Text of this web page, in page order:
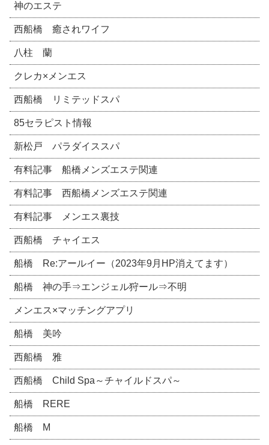
神のエステ
西船橋 癒されワイフ
八柱 蘭
クレカ×メンエス
西船橋 リミテッドスパ
85セラピスト情報
新松戸 パラダイススパ
有料記事 船橋メンズエステ関連
有料記事 西船橋メンズエステ関連
有料記事 メンエス裏技
西船橋 チャイエス
船橋 Re:アールイー（2023年9月HP消えてます）
船橋 神の手⇒エンジェル狩ール⇒不明
メンエス×マッチングアプリ
船橋 美吟
西船橋 雅
西船橋 Child Spa～チャイルドスパ～
船橋 RERE
船橋 M